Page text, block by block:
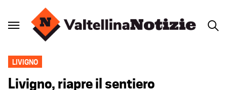
LIVIGNO
Livigno, riapre il sentiero